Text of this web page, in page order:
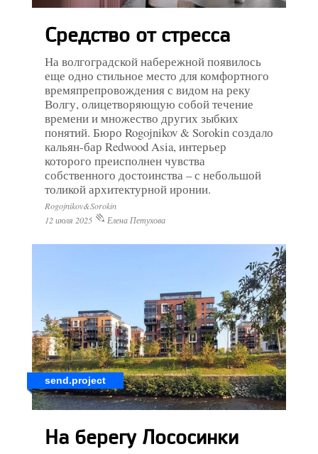
Средство от стресса
На волгоградской набережной появилось
еще одно стильное место для комфортного
времяпрепровождения с видом на реку
Волгу, олицетворяющую собой течение
времени и множество других зыбких
понятий. Бюро Rogojnikov & Sorokin создало
кальян-бар Redwood Asia, интерьер
которого преисполнен чувства
собственного достоинства – с небольшой
толикой архитектурной иронии.
Rogojnikov&Sorokin
12 июля 2025
Елена Петухова
send.project
На берегу Лососинки